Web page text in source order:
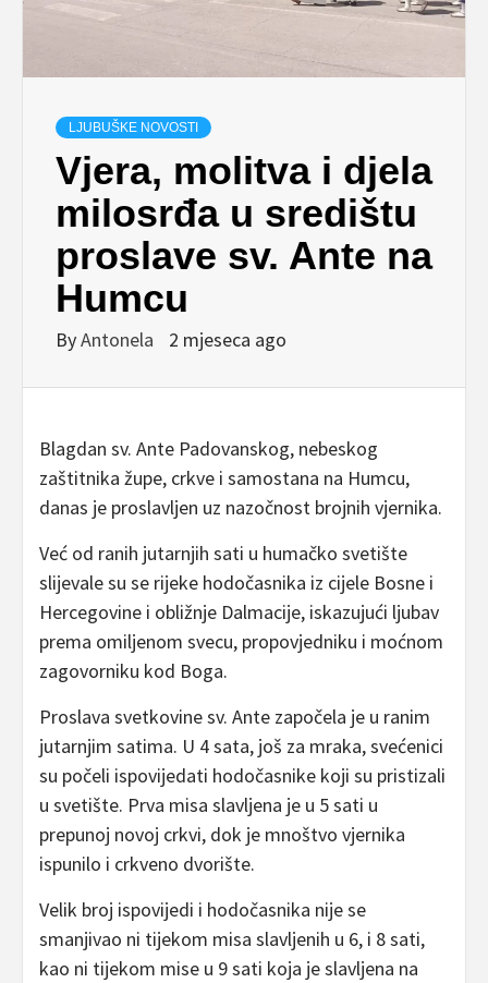
LJUBUŠKE NOVOSTI
Vjera, molitva i djela
milosrđa u središtu
proslave sv. Ante na
Humcu
ByAntonela 2 mjeseca ago
Blagdan sv. Ante Padovanskog, nebeskog
zaštitnika župe, crkve i samostana na Humcu,
danas je proslavljen uz nazočnost brojnih vjernika.
Već od ranih jutarnjih sati u humačko svetište
slijevale su se rijeke hodočasnika iz cijele Bosne i
Hercegovine i obližnje Dalmacije, iskazujući ljubav
prema omiljenom svecu, propovjedniku i moćnom
zagovorniku kod Boga.
Proslava svetkovine sv. Ante započela je u ranim
jutarnjim satima. U 4 sata, još za mraka, svećenici
su počeli ispovijedati hodočasnike koji su pristizali
u svetište. Prva misa slavljena je u 5 sati u
prepunoj novoj crkvi, dok je mnoštvo vjernika
ispunilo i crkveno dvorište.
Velik broj ispovijedi i hodočasnika nije se
smanjivao ni tijekom misa slavljenih u 6, i 8 sati,
kao ni tijekom mise u 9 sati koja je slavljena na